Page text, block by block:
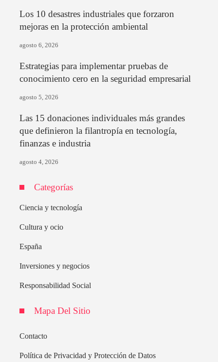
Los 10 desastres industriales que forzaron
mejoras en la protección ambiental
agosto 6, 2026
Estrategias para implementar pruebas de
conocimiento cero en la seguridad empresarial
agosto 5, 2026
Las 15 donaciones individuales más grandes
que definieron la filantropía en tecnología,
finanzas e industria
agosto 4, 2026
Categorías
Ciencia y tecnología
Cultura y ocio
España
Inversiones y negocios
Responsabilidad Social
Mapa Del Sitio
Contacto
Política de Privacidad y Protección de Datos